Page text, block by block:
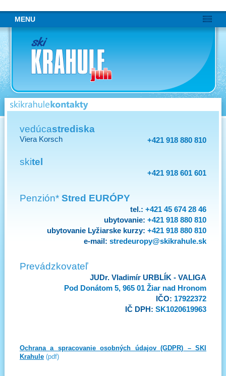
Preskočiť
navigáciuMENU
vedúcastrediska
Viera Korsch +421 918 880 810
skitel
+421 918 601 601
Penzión* Stred EURÓPY
tel.: +421 45 674 28 46
ubytovanie: +421 918 880 810
ubytovanie Lyžiarske kurzy: +421 918 880 810
e-mail: stredeuropy@skikrahule.sk
Prevádzkovateľ
JUDr. Vladimír URBLÍK - VALIGA
Pod Donátom 5, 965 01 Žiar nad Hronom
IČO: 17922372
IČ DPH: SK1020619963
Ochrana a spracovanie osobných údajov (GDPR) – SKI
Krahule(pdf)